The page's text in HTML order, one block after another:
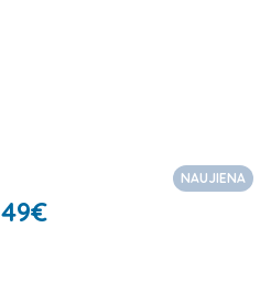
NAUJIENA
49€